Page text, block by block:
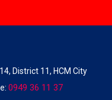
District 11, HCM City
0949 36 11 37